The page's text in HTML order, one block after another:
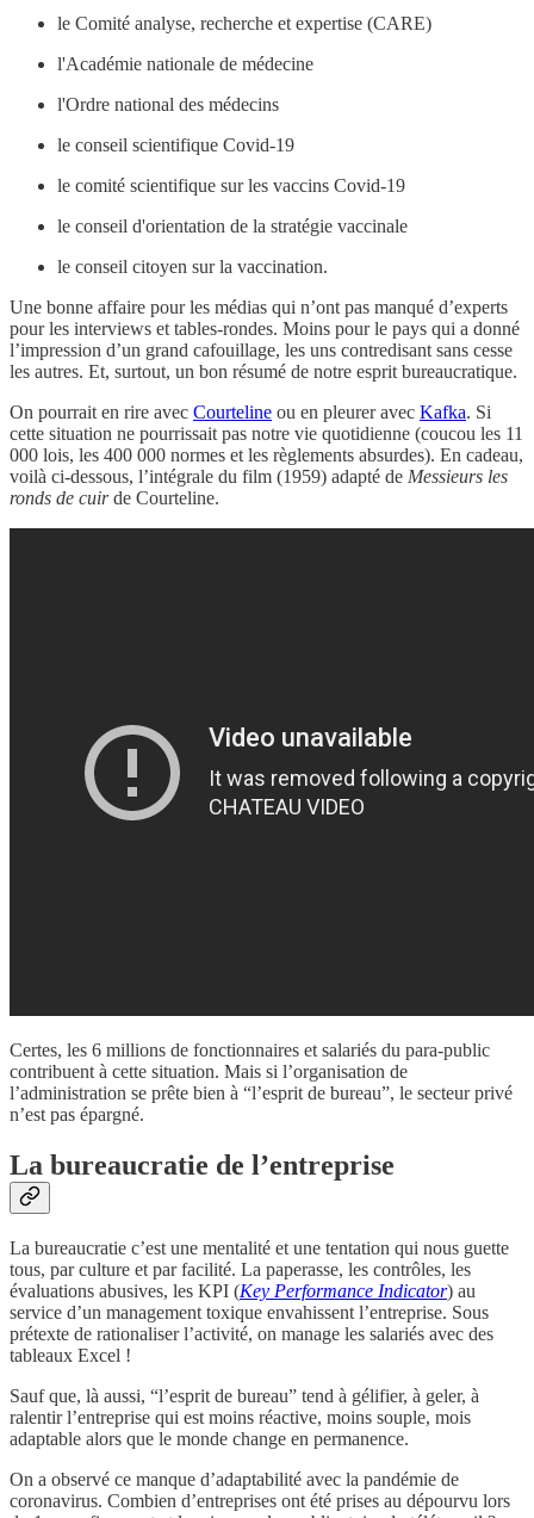
le Comité analyse, recherche et expertise (CARE)
l'Académie nationale de médecine
l'Ordre national des médecins
le conseil scientifique Covid-19
le comité scientifique sur les vaccins Covid-19
le conseil d'orientation de la stratégie vaccinale
le conseil citoyen sur la vaccination.
Une bonne affaire pour les médias qui n’ont pas manqué d’experts
pour les interviews et tables-rondes. Moins pour le pays qui a donné
l’impression d’un grand cafouillage, les uns contredisant sans cesse
les autres. Et, surtout, un bon résumé de notre esprit bureaucratique.
On pourrait en rire avec Courteline ou en pleurer avec Kafka. Si
cette situation ne pourrissait pas notre vie quotidienne (coucou les 11
000 lois, les 400 000 normes et les règlements absurdes). En cadeau,
voilà ci-dessous, l’intégrale du film (1959) adapté de Messieurs les
ronds de cuirde Courteline.
Certes, les 6 millions de fonctionnaires et salariés du para-public
contribuent à cette situation. Mais si l’organisation de
l’administration se prête bien à “l’esprit de bureau”, le secteur privé
n’est pas épargné.
La bureaucratie de l’entreprise
La bureaucratie c’est une mentalité et une tentation qui nous guette
tous, par culture et par facilité. La paperasse, les contrôles, les
évaluations abusives, les KPI (Key Performance Indicator) au
service d’un management toxique envahissent l’entreprise. Sous
prétexte de rationaliser l’activité, on manage les salariés avec des
tableaux Excel !
Sauf que, là aussi, “l’esprit de bureau” tend à gélifier, à geler, à
ralentir l’entreprise qui est moins réactive, moins souple, mois
adaptable alors que le monde change en permanence.
On a observé ce manque d’adaptabilité avec la pandémie de
coronavirus. Combien d’entreprises ont été prises au dépourvu lors